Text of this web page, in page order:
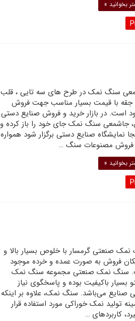
بخوانید »
سنگ نمک در طرح های سه تایی ، قلب
جقه با قیمت بسیار مناسب جهت فروش
است. در بازار خرید و فروش صنایع دستی
جاشمعی سنگ نمک جای خود را باز کرده و
نمایشگاه صنایع دستی برگزار شود همواره
فروش مصنوعات سنگ …
بخوانید »
صنعتی گرمسار با خلوص بسیار بالا و
فروش به صورت عمده و خرده موجود
سنگ نمک صنعتی مجموعه سنگ نمک
بسیار باکیفیت بوده و پاسخگوی نیاز
صنایع می‌باشد. سنگ نمک، علاوه بر اینکه
تولید نمک خوراکی مورد استفاده قرار
کاربردهای …